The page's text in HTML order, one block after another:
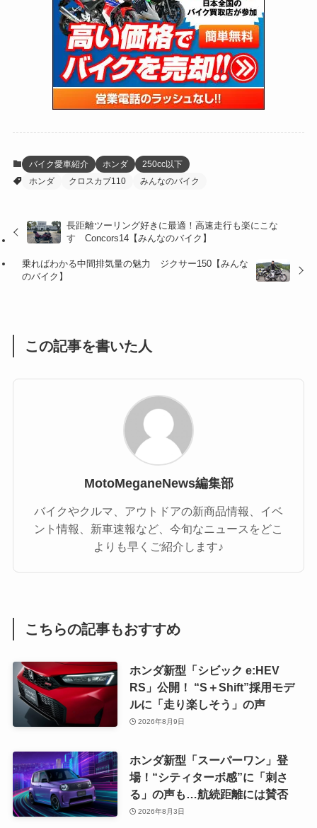
(12)
(64)
(109)
(47)
(15)
(5)
(6)
(17)
(5)
(27)
(131)
(21)
(61)
(98)
(13)
(60)
(274)
(171)
(38)
(47)
(59)
(41)
(47)
(204)
(34)
(35)
(41)
(19)
(12)
(16)
(16)
バイク愛車紹介 ホンダ
250cc以下
ホンダ
クロスカブ110 みんなのバイク
長距離ツーリング好きに最適！高速走行も楽にこな
す Concors14【みんなのバイク】
乗ればわかる中間排気量の魅力 ジクサー150【みんな
のバイク】
この記事を書いた人
MotoMeganeNews編集部
バイクやクルマ、アウトドアの新商品情報、イベ
ント情報、新車速報など、今旬なニュースをどこ
よりも早くご紹介します♪
こちらの記事もおすすめ
ホンダ新型「シビック e:HEV
RS」公開！ “S＋Shift”採用モデ
ルに「走り楽しそう」の声
2026年8月9日
ホンダ新型「スーパーワン」登
場！“シティターボ感”に「刺さ
る」の声も…航続距離には賛否
2026年8月3日